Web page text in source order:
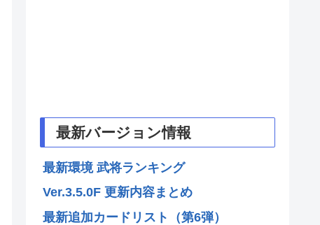
最新バージョン情報
最新環境 武将ランキング
Ver.3.5.0F 更新内容まとめ
最新追加カードリスト（第6弾）